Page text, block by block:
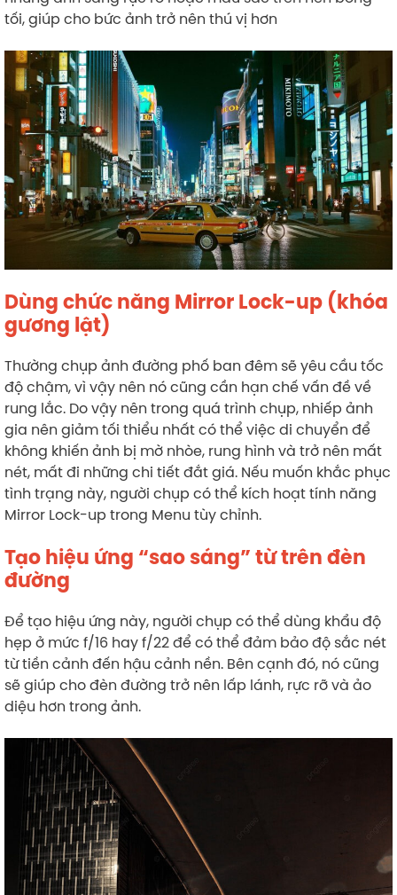
tối, giúp cho bức ảnh trở nên thú vị hơn
Dùng chức năng Mirror Lock-up (khóa
gương lật)
Thường chụp ảnh đường phố ban đêm sẽ yêu cầu tốc
độ chậm, vì vậy nên nó cũng cần hạn chế vấn đề về
rung lắc. Do vậy nên trong quá trình chụp, nhiếp ảnh
gia nên giảm tối thiểu nhất có thể việc di chuyển để
không khiến ảnh bị mờ nhòe, rung hình và trở nên mất
nét, mất đi những chi tiết đắt giá. Nếu muốn khắc phục
tình trạng này, người chụp có thể kích hoạt tính năng
Mirror Lock-up trong Menu tùy chỉnh.
Tạo hiệu ứng “sao sáng” từ trên đèn
đường
Để tạo hiệu ứng này, người chụp có thể dùng khẩu độ
hẹp ở mức f/16 hay f/22 để có thể đảm bảo độ sắc nét
từ tiền cảnh đến hậu cảnh nền. Bên cạnh đó, nó cũng
sẽ giúp cho đèn đường trở nên lấp lánh, rực rỡ và ảo
diệu hơn trong ảnh.